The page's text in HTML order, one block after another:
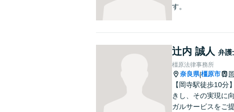
す。
辻内 誠人 弁護
橿原法律事務所
奈良県|橿原市
【岡寺駅徒歩10
きし、その実現に
ガルサービスをご